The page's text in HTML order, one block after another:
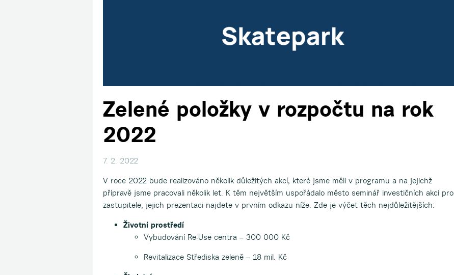
Zelené položky v rozpočtu na rok
2022
7. 2. 2022
V roce 2022 bude realizováno několik důležitých akcí, které jsme měli v programu a na jejichž
přípravě jsme pracovali několik let. K těm největším uspořádalo město seminář investičních akcí pro
zastupitele; jejich prezentaci najdete v prvním odkazu níže. Zde je výčet těch nejdůležitějších:
Životní prostředí
Vybudování Re-Use centra – 300 000 Kč
Revitalizace Střediska zeleně – 18 mil. Kč